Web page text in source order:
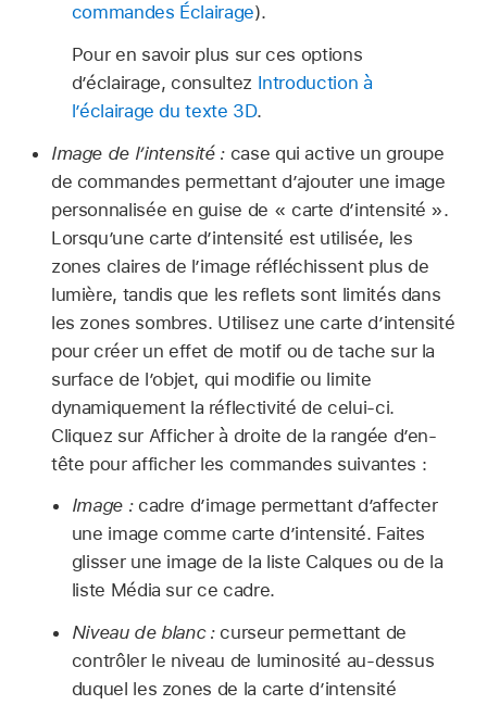
commandes Éclairage).
Pour en savoir plus sur ces options
d’éclairage, consultez Introduction à
l’éclairage du texte 3D.
Image de l’intensité : case qui active un groupe
de commandes permettant d’ajouter une image
personnalisée en guise de « carte d’intensité ».
Lorsqu’une carte d’intensité est utilisée, les
zones claires de l’image réfléchissent plus de
lumière, tandis que les reflets sont limités dans
les zones sombres. Utilisez une carte d’intensité
pour créer un effet de motif ou de tache sur la
surface de l’objet, qui modifie ou limite
dynamiquement la réflectivité de celui-ci.
Cliquez sur Afficher à droite de la rangée d’en-
tête pour afficher les commandes suivantes :
Image :cadre d’image permettant d’affecter
une image comme carte d’intensité. Faites
glisser une image de la liste Calques ou de la
liste Média sur ce cadre.
Niveau de blanc :curseur permettant de
contrôler le niveau de luminosité au-dessus
duquel les zones de la carte d’intensité